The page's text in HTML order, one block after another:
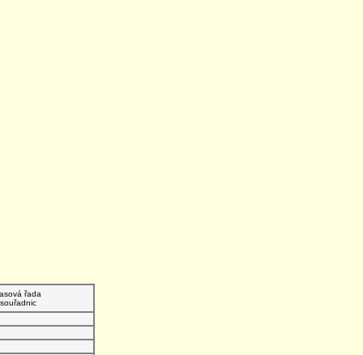
řada
souřadnic